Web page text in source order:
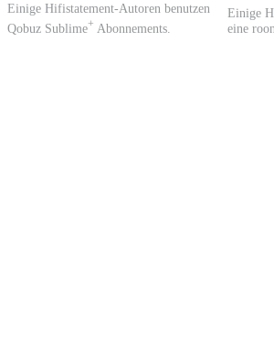
Einige Hifistatement-Autoren benutzen
Qobuz Sublime+ Abonnements.
Einige
eine